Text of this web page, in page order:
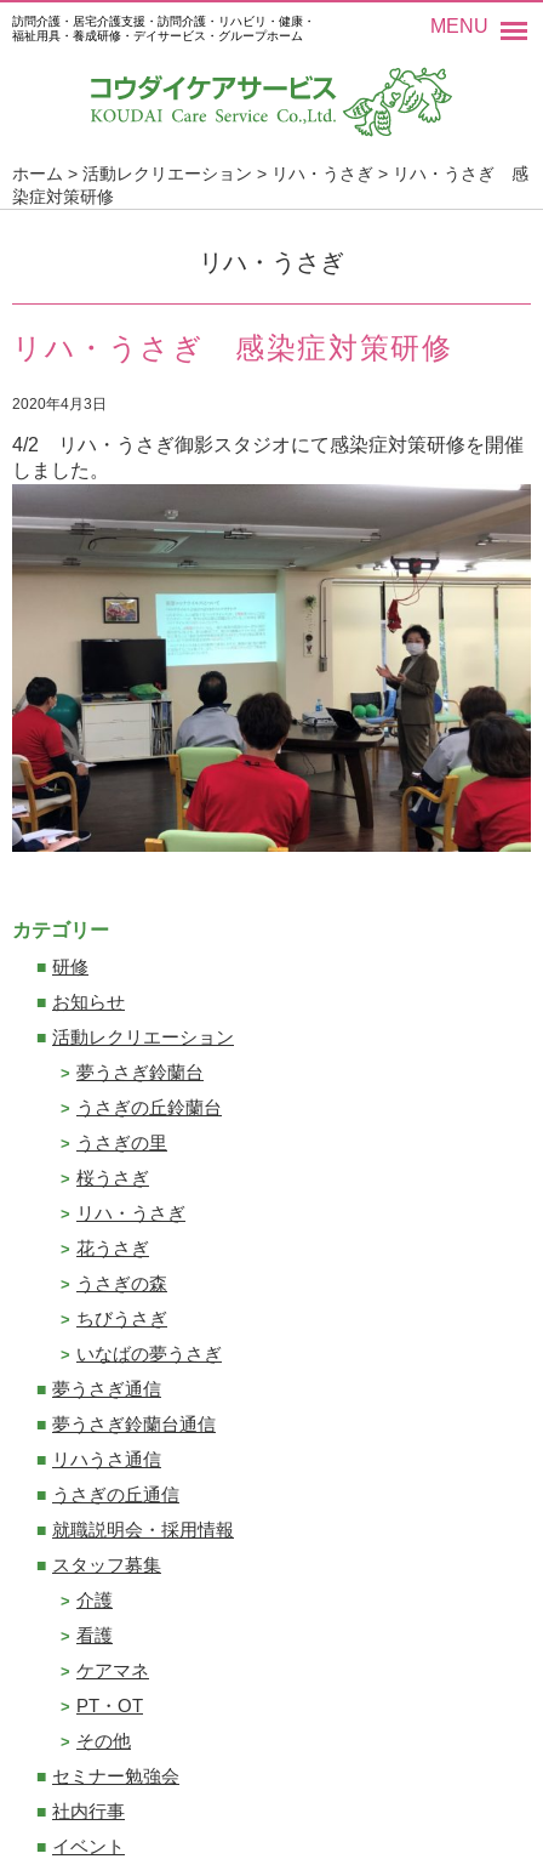
訪問介護・居宅介護支援・訪問介護・リハビリ・健康・
福祉用具・養成研修・デイサービス・グループホーム
MENU
ホーム > 活動レクリエーション > リハ・うさぎ > リハ・うさぎ 感
染症対策研修
リハ・うさぎ
リハ・うさぎ 感染症対策研修
2020年4月3日
4/2 リハ・うさぎ御影スタジオにて感染症対策研修を開催
しました。
カテゴリー
研修
お知らせ
活動レクリエーション
夢うさぎ鈴蘭台
うさぎの丘鈴蘭台
うさぎの里
桜うさぎ
リハ・うさぎ
花うさぎ
うさぎの森
ちびうさぎ
いなばの夢うさぎ
夢うさぎ通信
夢うさぎ鈴蘭台通信
リハうさ通信
うさぎの丘通信
就職説明会・採用情報
スタッフ募集
介護
看護
ケアマネ
PT・OT
その他
セミナー勉強会
社内行事
イベント